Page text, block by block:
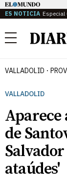
ES NOTICIA Especial
Menú
VALLADOLID
VALLADOLID
Aparece
de
ataúdes'